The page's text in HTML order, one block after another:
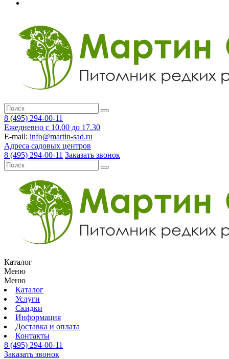
8 (495) 294-00-11
Ежедневно с 10.00 до 17.30
E-mail: info@martin-sad.ru
Адреса садовых центров
8 (495) 294-00-11 Заказать звонок
Каталог
Меню
Меню
Каталог
Услуги
Скидки
Информация
Доставка и оплата
Контакты
8 (495) 294-00-11
Заказать звонок